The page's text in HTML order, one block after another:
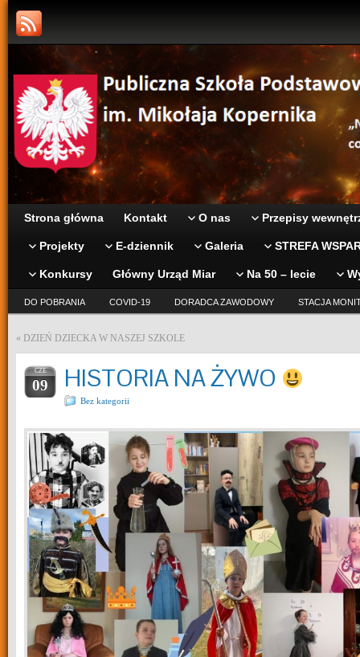
Strona główna Kontakt O nas Przepisy
Projekty E-dziennik Galeria STREFA
Konkursy Główny Urząd Miar Na 50 – lecie
DO POBRANIA COVID-19 DORADCA ZAWODOWY STACJA
« DZIEŃ DZIECKA W NASZEJ SZKOLE
CZE
09 HISTORIA NA ŻYWO
Bez kategorii